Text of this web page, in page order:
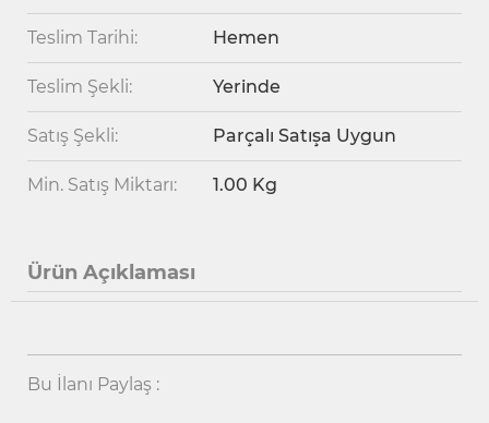
Teslim Tarihi: Hemen
Teslim Şekli: Yerinde
Satış Şekli: Parçalı Satışa Uygun
Min. Satış Miktarı: 1.00 Kg
Ürün Açıklaması
Bu İlanı Paylaş :